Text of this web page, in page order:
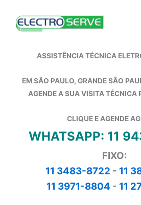
ASSISTÊNCIA TÉCNICA
EM SÃO PAULO, GRANDE SÃO
AGENDE A SUA VISITA TÉCNICA
CLIQUE E AGENDE
WHATSAPP: 11
FIXO:
11 3483-8722 - 11
11 3971-8804 - 11